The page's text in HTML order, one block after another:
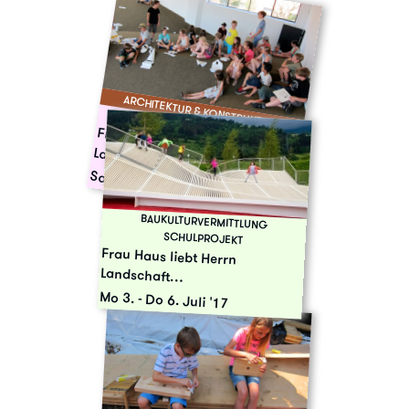
ARCHITEKTUR & KONSTRUKTION
WORKSHOP
Frau Haus liebt Herrn Landschaft…
Sa 30. Sept. '17
BAUKULTURVERMITTLUNG
SCHULPROJEKT
Frau Haus liebt Herrn
Landschaft…
Mo 3.- Do 6. Juli '17